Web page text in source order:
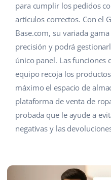
para cumplir los pedidos
artículos correctos. Con el
Base.com, su variada
precisión y podrá
único panel. Las funciones
equipo recoja los
máximo el espacio de
plataforma de venta de
probada que le ayude a
negativas y las